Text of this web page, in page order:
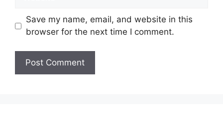
Save my name, email, and website in this
browser for the next time I comment.